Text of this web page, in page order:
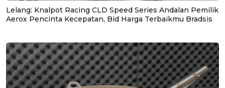
Lelang: Knalpot Racing CLD Speed Series Andalan Pemilik
Aerox Pencinta Kecepatan, Bid Harga Terbaikmu Bradsis